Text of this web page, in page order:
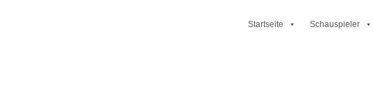
Startseite Schauspieler